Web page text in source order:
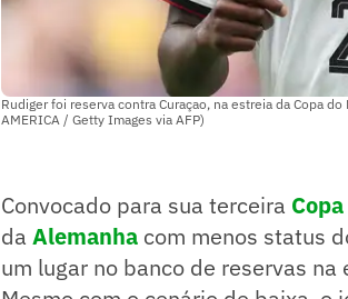
Rudiger foi reserva contra Curaçao, na estreia da Copa do
AMERICA / Getty Images via AFP)
Convocado para sua terceira
da Alemanha com menos status
um lugar no banco de reservas